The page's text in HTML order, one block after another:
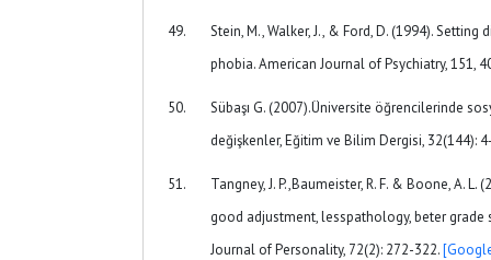
Stein, M., Walker, J., & Ford, D. (1994).
phobia. American Journal of Psychiatry, 151,
Sübaşı G. (2007).Üniversite öğrencilerinde
değişkenler, Eğitim ve Bilim Dergisi, 32(144):
Tangney, J. P.,Baumeister, R. F. & Boone, A.
good adjustment, lesspathology, beter grade
Journal of Personality, 72(2): 272-322.